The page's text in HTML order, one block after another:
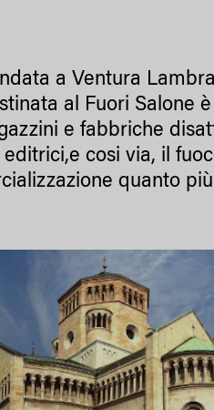
a Ventura
al Fuori Salone
e fabbriche
editrici,e cosi via, il
quanto